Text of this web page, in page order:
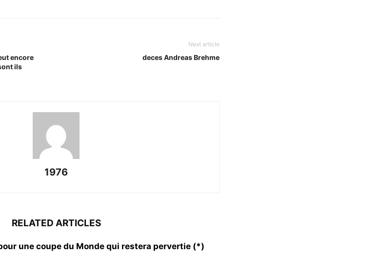
encore
ils
Next article
deces Andreas Brehme
1976
RELATED ARTICLES
une coupe du Monde qui restera pervertie (*)